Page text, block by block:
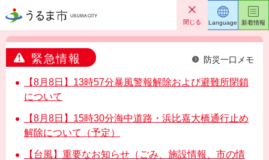
うるま市 閉じる
緊急情報 防災一口メモ
【8月8日】13時57分暴風警報解除および避難所閉鎖
について
【8月8日】15時30分海中道路・浜比嘉大橋通行止め
解除について（予定）
【台風】重要なお知らせ（ごみ、施設情報、市の情
Language 新着情報